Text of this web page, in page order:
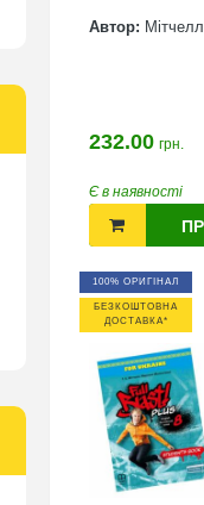
Автор: Мітчелл
232.00 грн.
Є в наявності
100% ОРИГІНАЛ
БЕЗКОШТОВНА
ДОСТАВКА*